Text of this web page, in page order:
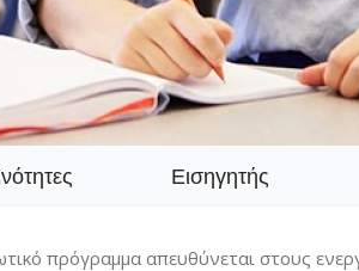
Εισηγητής
πρόγραμμα απευθύνεται στους